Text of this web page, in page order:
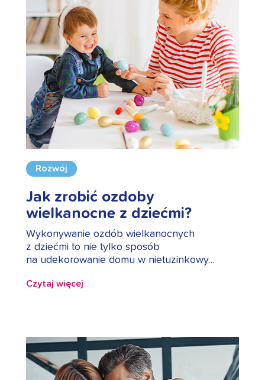
Rozwój
Jak zrobić ozdoby
wielkanocne z dziećmi?
Wykonywanie ozdób wielkanocnych
z dziećmi to nie tylko sposób
na udekorowanie domu w nietuzinkowy…
Czytaj więcej